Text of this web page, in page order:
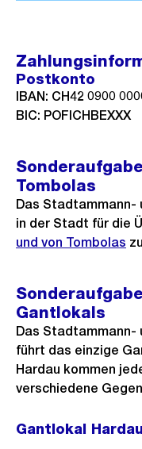
Postkonto
IBAN: CH42 0900
BIC: POFICHBEXXX
Tombolas
Das Stadtammann-
in der Stadt für die
und von Tombolas
Gantlokals
Das Stadtammann-
führt das einzige
Hardau kommen
verschiedene
Gantlokal Hardau